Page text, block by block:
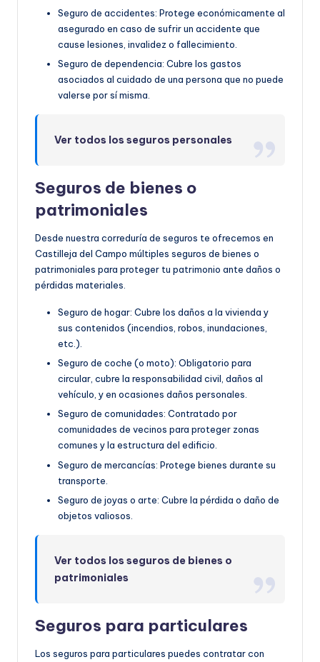
Seguro de accidentes: Protege económicamente al
asegurado en caso de sufrir un accidente que
cause lesiones, invalidez o fallecimiento.
Seguro de dependencia: Cubre los gastos
asociados al cuidado de una persona que no puede
valerse por sí misma.
Ver todos los seguros personales
Seguros de bienes o
patrimoniales
Desde nuestra correduría de seguros te ofrecemos en
Castilleja del Campo múltiples seguros de bienes o
patrimoniales para proteger tu patrimonio ante daños o
pérdidas materiales.
Seguro de hogar: Cubre los daños a la vivienda y
sus contenidos (incendios, robos, inundaciones,
etc.).
Seguro de coche (o moto): Obligatorio para
circular, cubre la responsabilidad civil, daños al
vehículo, y en ocasiones daños personales.
Seguro de comunidades: Contratado por
comunidades de vecinos para proteger zonas
comunes y la estructura del edificio.
Seguro de mercancías: Protege bienes durante su
transporte.
Seguro de joyas o arte: Cubre la pérdida o daño de
objetos valiosos.
Ver todos los seguros de bienes o
patrimoniales
Seguros para particulares
Los seguros para particulares puedes contratar con